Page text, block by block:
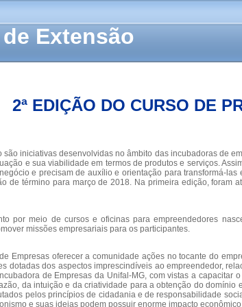
Extensão
2ª EDIÇÃO DO CURSO DE
iniciativas desenvolvidas no âmbito das incubadoras de
e sua viabilidade em termos de produtos e serviços.
e precisam de auxílio e orientação para transformá-
de término para março de 2018. Na primeira edição,
por meio de cursos e oficinas para empreendedores
missões empresariais para os participantes.
Empresas oferecer a comunidade ações no tocante do
dotadas dos aspectos imprescindíveis ao empreendedor,
de Empresas da Unifal-MG, com vistas a
da intuição e da criatividade para a obtenção do
pelos princípios de cidadania e de responsabilidade
e suas ideias podem possuir enorme impacto